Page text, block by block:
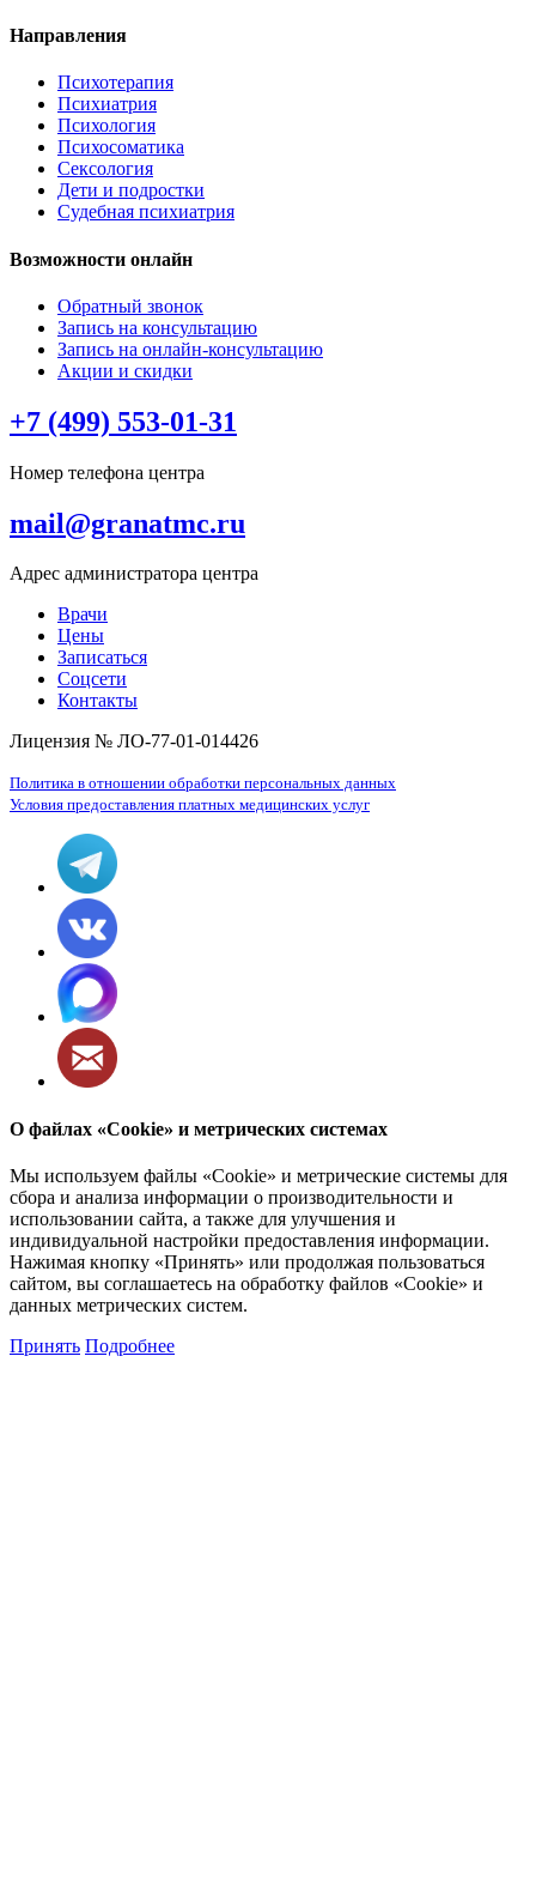
Направления
Психотерапия
Психиатрия
Психология
Психосоматика
Сексология
Дети и подростки
Судебная психиатрия
Возможности онлайн
Обратный звонок
Запись на консультацию
Запись на онлайн-консультацию
Акции и скидки
+7 (499) 553-01-31
Номер телефона центра
mail@granatmc.ru
Адрес администратора центра
Врачи
Цены
Записаться
Соцсети
Контакты
Лицензия № ЛО-77-01-014426
Политика в отношении обработки персональных данных
Условия предоставления платных медицинских услуг
О файлах «Cookie» и метрических системах
Мы используем файлы «Cookie» и метрические системы для
сбора и анализа информации о производительности и
использовании сайта, а также для улучшения и
индивидуальной настройки предоставления информации.
Нажимая кнопку «Принять» или продолжая пользоваться
сайтом, вы соглашаетесь на обработку файлов «Cookie» и
данных метрических систем.
Принять Подробнее